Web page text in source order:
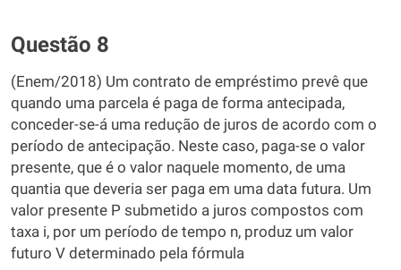
Questão 8
(Enem/2018) Um contrato de empréstimo prevê que
quando uma parcela é paga de forma antecipada,
conceder-se-á uma redução de juros de acordo com o
período de antecipação. Neste caso, paga-se o valor
presente, que é o valor naquele momento, de uma
quantia que deveria ser paga em uma data futura. Um
valor presente P submetido a juros compostos com
taxa i, por um período de tempo n, produz um valor
futuro V determinado pela fórmula